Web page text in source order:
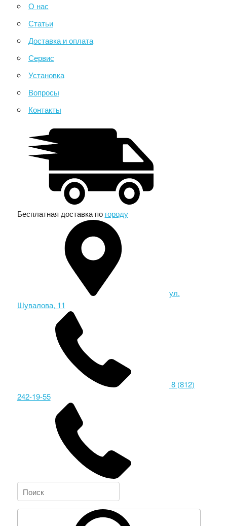
О нас
Статьи
Доставка и оплата
Сервис
Установка
Вопросы
Контакты
Бесплатная доставка по городу
ул.
Шувалова, 11
8 (812)
242-19-55